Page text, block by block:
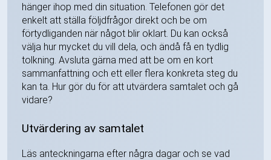
hänger ihop med din situation. Telefonen gör det
enkelt att ställa följdfrågor direkt och be om
förtydliganden när något blir oklart. Du kan också
välja hur mycket du vill dela, och ändå få en tydlig
tolkning. Avsluta gärna med att be om en kort
sammanfattning och ett eller flera konkreta steg du
kan ta. Hur gör du för att utvärdera samtalet och gå
vidare?
Utvärdering av samtalet
Läs anteckningarna efter några dagar och se vad